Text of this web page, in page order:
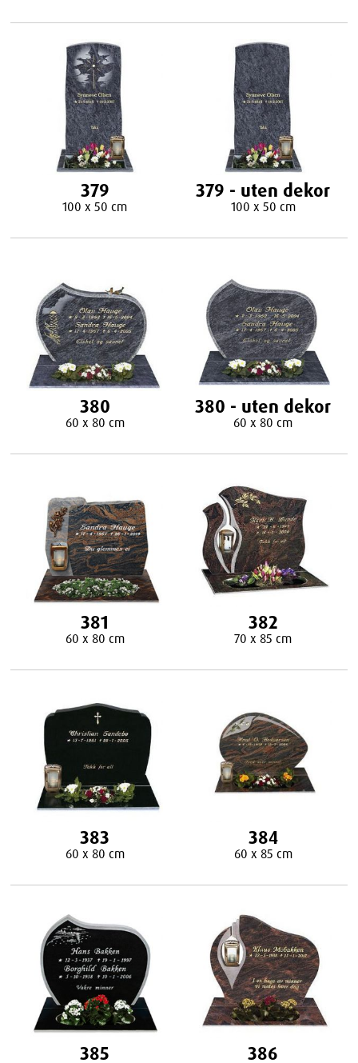
379
100 x 50 cm
379 - uten dekor
100 x 50 cm
380
60 x 80 cm
380 - uten dekor
60 x 80 cm
381
60 x 80 cm
382
70 x 85 cm
383
60 x 80 cm
384
60 x 85 cm
385 386